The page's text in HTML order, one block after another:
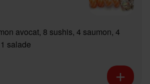
avocat, 8 sushis, 4 saumon, 4
salade